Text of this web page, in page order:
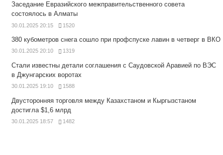
Заседание Евразийского межправительственного совета
состоялось в Алматы
30.01.2025 20:15 1520
380 кубометров снега сошло при профспуске лавин в четверг в ВКО
30.01.2025 20:10 1319
Стали известны детали соглашения с Саудовской Аравией по ВЭС
в Джунгарских воротах
30.01.2025 19:10 1588
Двусторонняя торговля между Казахстаном и Кыргызстаном
достигла $1,6 млрд
30.01.2025 18:57 1482